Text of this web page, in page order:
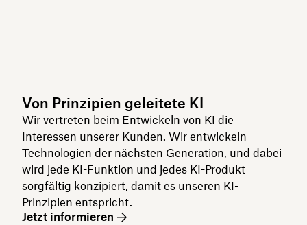
Von Prinzipien geleitete KI
Wir vertreten beim Entwickeln von KI die
Interessen unserer Kunden. Wir entwickeln
Technologien der nächsten Generation, und dabei
wird jede KI-Funktion und jedes KI-Produkt
sorgfältig konzipiert, damit es unseren KI-
Prinzipien entspricht.
Jetzt informieren